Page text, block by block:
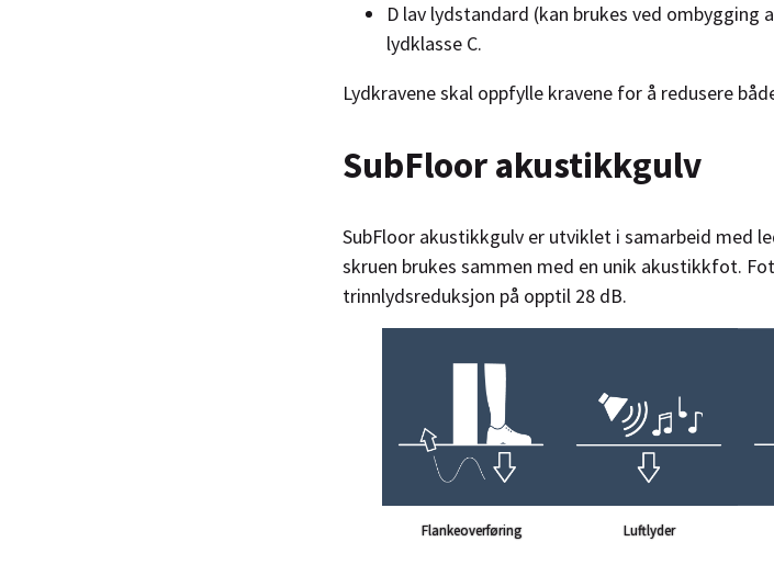
D lav lydstandard (kan brukes ved ombygging
lydklasse C.
Lydkravene skal oppfylle kravene for å redusere
SubFloor akustikkgulv
SubFloor akustikkgulv er utviklet i samarbeid med
skruen brukes sammen med en unik akustikkfot.
trinnlydsreduksjon på opptil 28 dB.
Flankeoverføring Luftlyder